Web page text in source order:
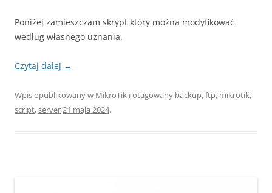
Poniżej zamieszczam skrypt który można modyfikować
według własnego uznania.
Czytaj dalej →
Wpis opublikowany w MikroTik i otagowany backup,ftp, mikrotik,
script,server21 maja 2024.